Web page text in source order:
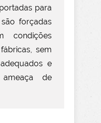
para
forçadas
condições
sem
e
de